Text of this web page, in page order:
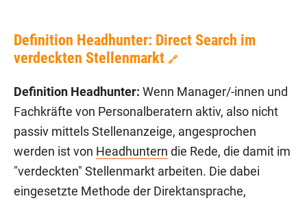
Definition Headhunter: Direct Search im
verdeckten Stellenmarkt 🔗
Definition Headhunter: Wenn Manager/-innen und
Fachkräfte von Personalberatern aktiv, also nicht
passiv mittels Stellenanzeige, angesprochen
werden ist von Headhuntern die Rede, die damit im
"verdeckten" Stellenmarkt arbeiten. Die dabei
eingesetzte Methode der Direktansprache,